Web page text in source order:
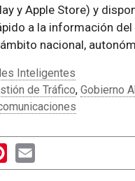
y Apple Store) y
a la información
nacional,
Inteligentes
de Tráfico, Gobierno
PinterestEmail